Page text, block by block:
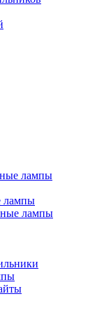
лампы
лампы
лампы